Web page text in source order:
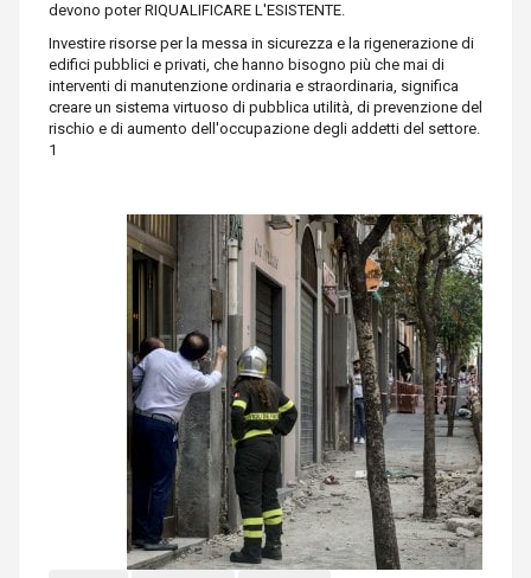
devono poter RIQUALIFICARE L'ESISTENTE.
Investire risorse per la messa in sicurezza e la rigenerazione di
edifici pubblici e privati, che hanno bisogno più che mai di
interventi di manutenzione ordinaria e straordinaria, significa
creare un sistema virtuoso di pubblica utilità, di prevenzione del
rischio e di aumento dell'occupazione degli addetti del settore.
1